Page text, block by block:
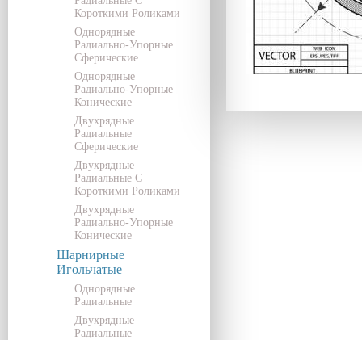
Короткими Роликами
Однорядные
Радиально-Упорные
Сферические
Однорядные
Радиально-Упорные
Конические
Двухрядные
Радиальные
Сферические
Двухрядные
Радиальные С
Короткими Роликами
Двухрядные
Радиально-Упорные
Конические
Шарнирные
Игольчатые
Однорядные
Радиальные
Двухрядные
Радиальные